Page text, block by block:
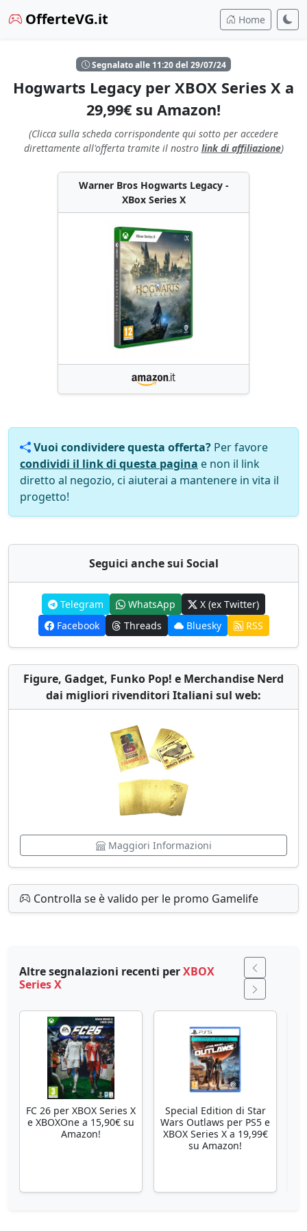
OfferteVG.it Home
Segnalato alle 11:20 del 29/07/24
Hogwarts Legacy per XBOX Series X a
29,99€ su Amazon!
(Clicca sulla scheda corrispondente qui sotto per accedere
direttamente all'offerta tramite il nostro link di affiliazione)
Warner Bros Hogwarts Legacy -
XBox Series X
Vuoi condividere questa offerta? Per favore
condividi il link di questa pagina e non il link
diretto al negozio, ci aiuterai a mantenere in vita il
progetto!
Seguici anche sui Social
Telegram WhatsApp
X (ex Twitter)
Facebook
Threads Bluesky RSS
Figure, Gadget, Funko Pop! e Merchandise Nerd
dai migliori rivenditori Italiani sul web:
Maggiori Informazioni
Controlla se è valido per le promo Gamelife
Altre segnalazioni recenti perXBOX
Series X
FC 26 per XBOX Series X
e XBOXOne a 15,90€ su
Amazon!
Special Edition di Star
Wars Outlaws per PS5 e
XBOX Series X a 19,99€
su Amazon!